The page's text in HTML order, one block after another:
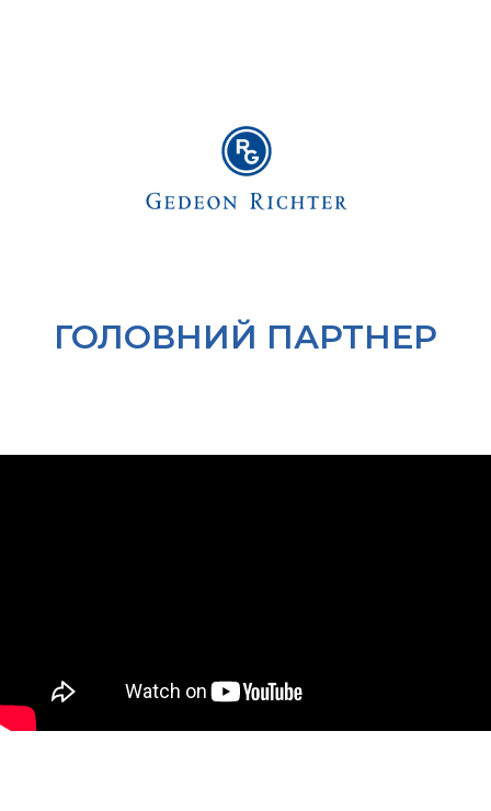
ГОЛОВНИЙ ПАРТНЕР